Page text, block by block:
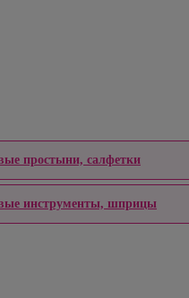
простыни, салфетки
инструменты, шприцы